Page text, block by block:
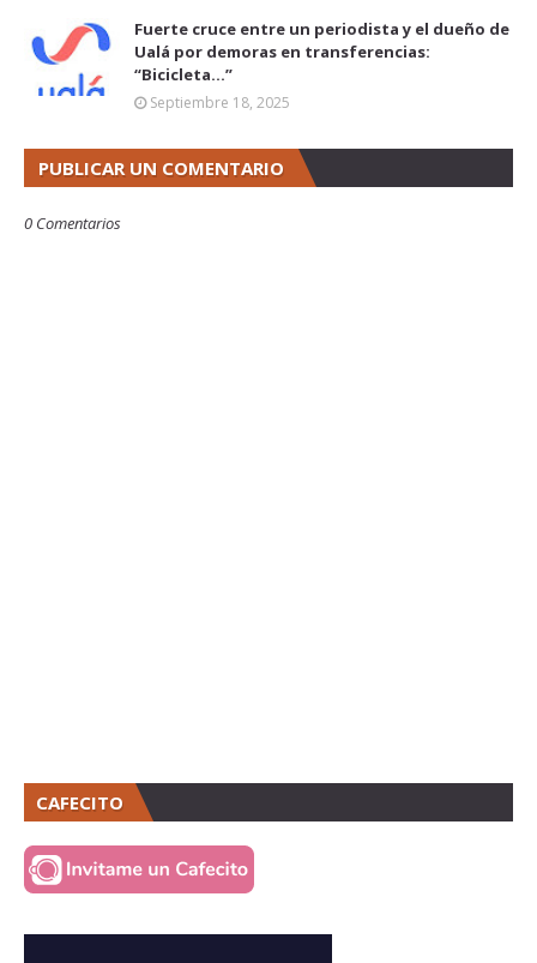
Fuerte cruce entre un periodista y el dueño de
Ualá por demoras en transferencias:
“Bicicleta...”
Septiembre 18, 2025
PUBLICAR UN COMENTARIO
0 Comentarios
CAFECITO